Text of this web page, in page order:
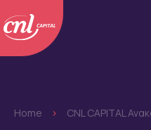
Home > CNL CAPITAL